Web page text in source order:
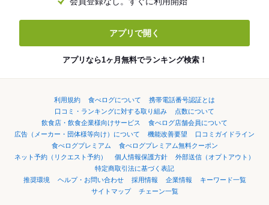
アプリで開く
アプリなら1ヶ月無料でランキング検索！
利用規約 食べログについて
携帯電話番号認証とは
口コミ・ランキングに対する取り組み
点数について
飲食店・飲食企業様向けサービス
食べログ店舗会員について
広告（メーカー・団体様等向け）について
機能改善要望
口コミガイドライン
食べログプレミアム
食べログプレミアム無料クーポン
ネット予約（リクエスト予約）
個人情報保護方針
外部送信（オプトアウト）
特定商取引法に基づく表記
推奨環境
ヘルプ・お問い合わせ 採用情報 企業情報
キーワード一覧
サイトマップ
チェーン一覧